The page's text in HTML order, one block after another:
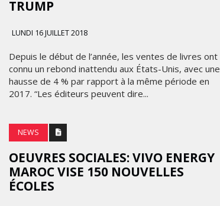
TRUMP
LUNDI 16 JUILLET 2018
Depuis le début de l’année, les ventes de livres ont
connu un rebond inattendu aux États-Unis, avec une
hausse de 4 % par rapport à la même période en
2017. “Les éditeurs peuvent dire...
NEWS
OEUVRES SOCIALES: VIVO ENERGY
MAROC VISE 150 NOUVELLES
ÉCOLES